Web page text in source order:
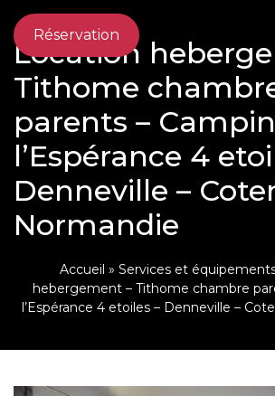
Réservation
Location
Tithome
parents –
l’Espérance 4
Denneville –
Normandie
Accueil » Services et
hebergement – Tithome chambre
l’Espérance 4 etoiles – Denneville –